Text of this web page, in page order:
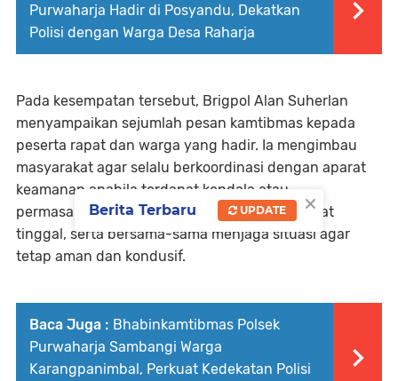
Purwaharja Hadir di Posyandu, Dekatkan
Polisi dengan Warga Desa Raharja
Pada kesempatan tersebut, Brigpol Alan Suherlan
menyampaikan sejumlah pesan kamtibmas kepada
peserta rapat dan warga yang hadir. Ia mengimbau
masyarakat agar selalu berkoordinasi dengan aparat
keamanan apabila terdapat kendala atau
permasalahan kamtibmas di lingkungan tempat
tinggal, serta bersama-sama menjaga situasi agar
tetap aman dan kondusif.
Baca Juga : Bhabinkamtibmas Polsek
Purwaharja Sambangi Warga
Karangpanimbal, Perkuat Kedekatan Polisi
×
Berita Terbaru UPDATE